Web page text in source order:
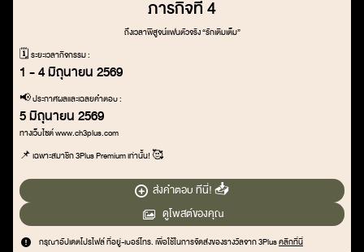
ภารกิจที่ 4
ถึงเวลาพิสูจน์แฟนตัวจริง “รักเติมเต็ม”
🗓️ ระยะเวลากิจกรรม :
1 - 4 มิถุนายน 2569
📢 ประกาศผลและเฉลยคำตอบ :
5 มิถุนายน 2569
ทางเว็บไซต์ www.ch3plus.com
📌 เฉพาะสมาชิก 3Plus Premium เท่านั้น! 🥰
ส่งคำตอบ ทีนี่! 📥
ดูโพสต์ของคุณ
กรุณาอัปเดตโปรไฟล์ ที่อยู่-เบอร์โทร. เพื่อใช้ในการจัดส่งของรางวัลจาก 3Plusคลิกที่นี่